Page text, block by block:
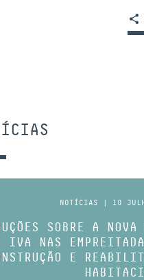
NOTÍCIAS | 10
SOBRE A NOVA
IVA NAS
E